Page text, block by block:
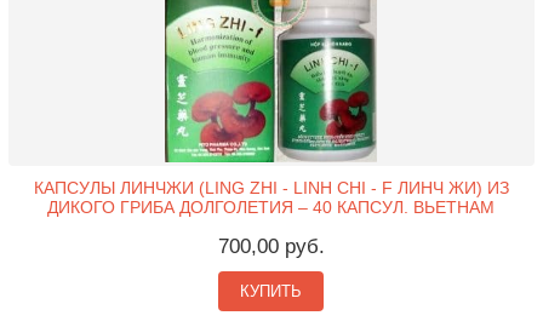
КАПСУЛЫ ЛИНЧЖИ (LING ZHI - LINH CHI - F ЛИНЧ ЖИ) ИЗ
ДИКОГО ГРИБА ДОЛГОЛЕТИЯ – 40 КАПСУЛ. ВЬЕТНАМ
700,00 руб.
КУПИТЬ